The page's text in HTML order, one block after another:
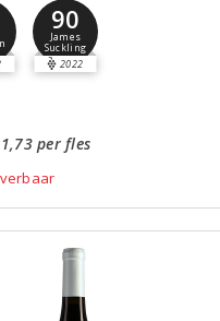
90
James
Suckling
2022
per fles